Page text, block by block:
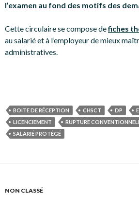
l’examen au fond des motifs des
Cette circulaire se compose defiches
au salarié et à l’employeur de mieux
administratives.
BOITE DE RÉCEPTION CHSCT DP
LICENCIEMENT
RUPTURE
SALARIÉ PROTÉGÉ
NON CLASSÉ